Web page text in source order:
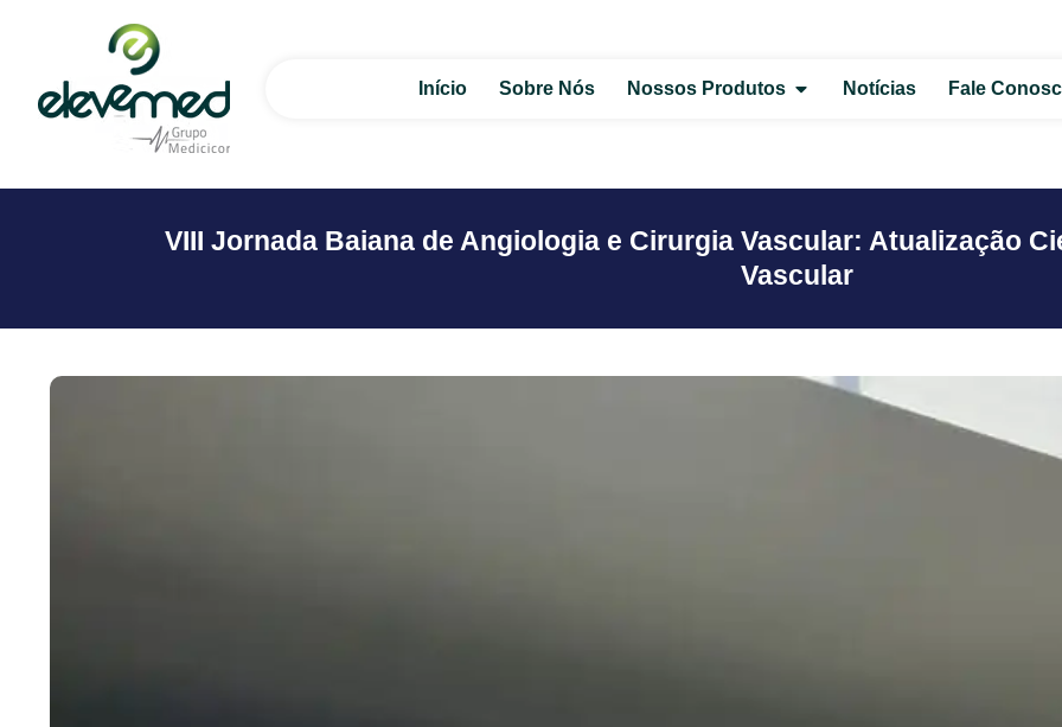
Início Sobre Nós Nossos Produtos Notícias Fale
VIII Jornada Baiana de Angiologia e Cirurgia Vascular: Atualização
Vascular